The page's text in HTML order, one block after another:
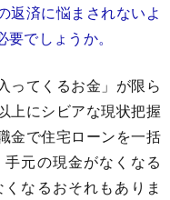
済に悩まされないよ
でしょうか。
ってくるお金」が限ら
上にシビアな現状把握
金で住宅ローンを一括
元の現金がなくなる
なるおそれもありま